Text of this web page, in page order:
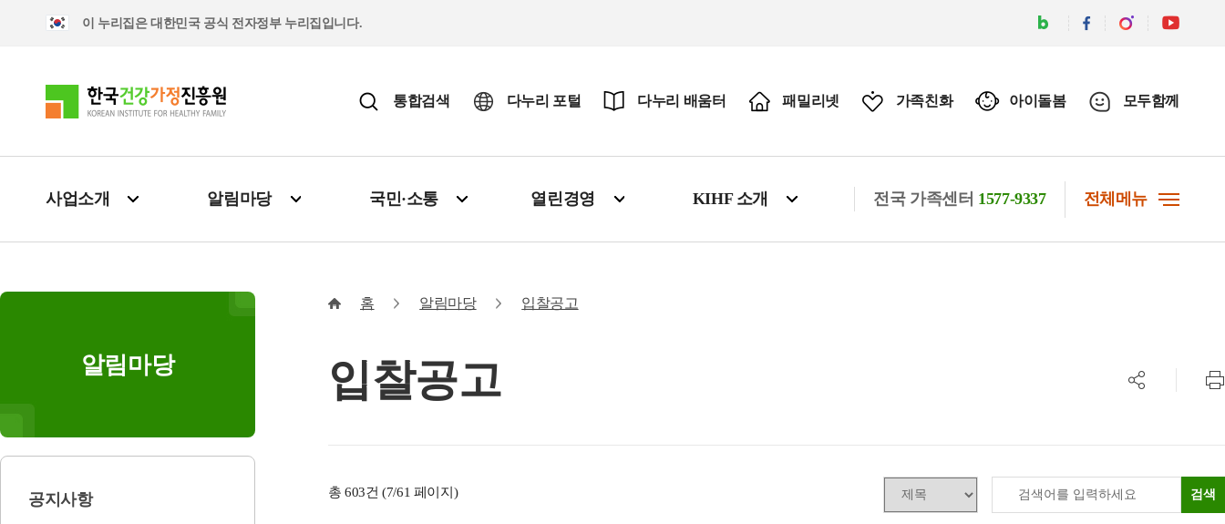
이 누리집은 대한민국 공식 전자정부 누리집입니다.
통합검색 다누리 포털 다누리 배움터 패밀리넷 가족친화 아이돌봄 모두함께
사업소개 알림마당 국민·소통 열린경영 KIHF 소개 전국 가족센터 1577-9337 전체메뉴
알림마당
공지사항
홈 알림마당 입찰공고
입찰공고
공유하기
총603건 (7/61 페이지) 검색